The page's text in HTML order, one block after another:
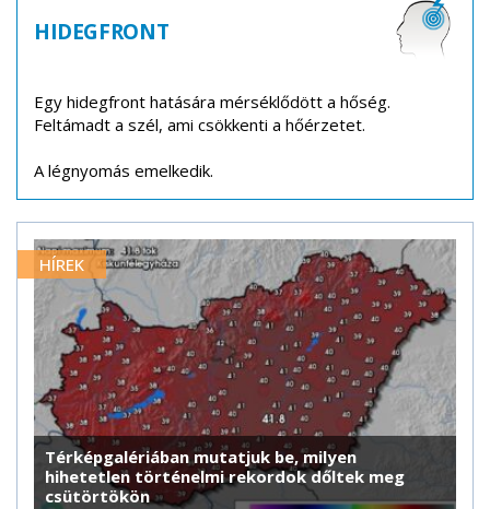
HIDEGFRONT
Egy hidegfront hatására mérséklődött a hőség.
Feltámadt a szél, ami csökkenti a hőérzetet.
A légnyomás emelkedik.
HÍREK
Térképgalériában mutatjuk be, milyen
hihetetlen történelmi rekordok dőltek meg
csütörtökön